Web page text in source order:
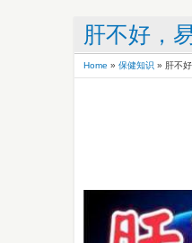
肝不好，
Home » 保健知识 » 肝不